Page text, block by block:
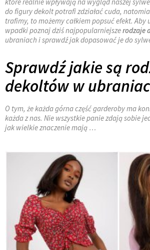
do figury dekolt potrafi zdziałać cuda,
trafimy, to możemy całkiem popsuć efekt.
wpadki poznaj dziś najpopularniejszerodzaje
ubraniach i sprawdź jak dopasować je do
Sprawdź jakie są
dekoltów w
O tym, że każda górna część garderoby ma
każda z nas. Nie wszystkie panie zdają sobie
jak wielkie znaczenie mają …